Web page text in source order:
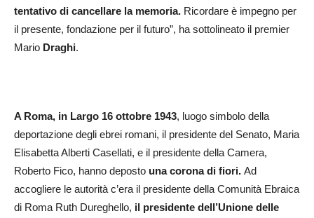
tentativo di cancellare la memoria. Ricordare è impegno per
il presente, fondazione per il futuro”, ha sottolineato il premier
Mario Draghi.
A Roma, in Largo 16 ottobre 1943, luogo simbolo della
deportazione degli ebrei romani, il presidente del Senato, Maria
Elisabetta Alberti Casellati, e il presidente della Camera,
Roberto Fico, hanno deposto una corona di fiori. Ad
accogliere le autorità c’era il presidente della Comunità Ebraica
di Roma Ruth Dureghello, il presidente dell’Unione delle